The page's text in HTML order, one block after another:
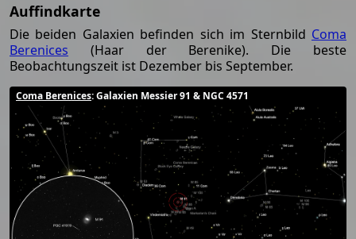
Auffindkarte
Die beiden Galaxien befinden sich im Sternbild Coma
Berenices (Haar der Berenike). Die beste
Beobachtungszeit ist Dezember bis September.
Coma Berenices: Galaxien Messier 91 & NGC 4571